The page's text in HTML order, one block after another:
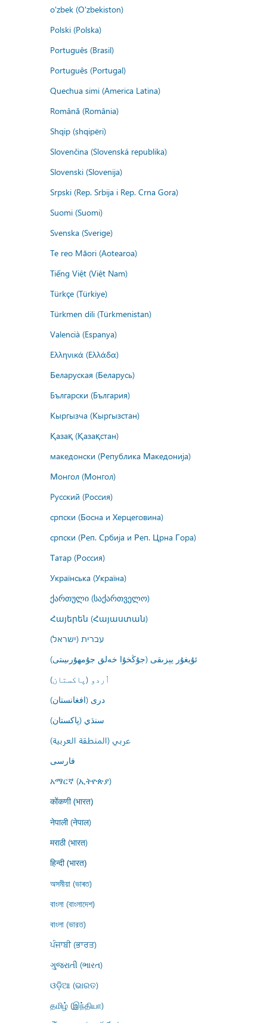
o'zbek (O'zbekiston)
Polski (Polska)
Português (Brasil)
Português (Portugal)
Quechua simi (America Latina)
Română (România)
Shqip (shqipëri)
Slovenčina (Slovenská republika)
Slovenski (Slovenija)
Srpski (Rep. Srbija i Rep. Crna Gora)
Suomi (Suomi)
Svenska (Sverige)
Te reo Māori (Aotearoa)
Tiếng Việt (Việt Nam)
Türkçe (Türkiye)
Türkmen dili (Türkmenistan)
Valencià (Espanya)
Ελληνικά (Ελλάδα)
Беларуская (Беларусь)
Български (България)
Кыргызча (Кыргызстан)
Қазақ (Қазақстан)
македонски (Република Македонија)
Монгол (Монгол)
Русский (Россия)
српски (Босна и Херцеговина)
српски (Реп. Србија и Реп. Црна Гора)
Татар (Россия)
Українська (Україна)
ქართული (საქართველო)
Հայերեն (Հայաստան)
עברית (ישראל)
ئۇيغۇر يېزىقى (جۇڭخۇا خەلق جۇمھۇرىيىتى)
اُردو (پاکستان)
درى (افغانستان)
سنڌي (پاکستان)
عربي (المنطقة العربية)
فارسى
አማርኛ (ኢትዮጵያ)
कोंकणी (भारत)
नेपाली (नेपाल)
मराठी (भारत)
हिन्दी (भारत)
অসমীয়া (ভাৰত)
বাংলা (বাংলাদেশ)
বাংলা (ভারত)
ਪੰਜਾਬੀ (ਭਾਰਤ)
ગુજરાતી (ભારત)
ଓଡ଼ିଆ (ଭାରତ)
தமிழ் (இந்தியா)